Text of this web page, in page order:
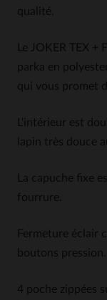
qualité.
Le JOKER TEX
parka en
qui vous promet
L'intérieur est
lapin très douce
La capuche fixe
fourrure.
Fermeture éclair
boutons pression.
4 poche zippées